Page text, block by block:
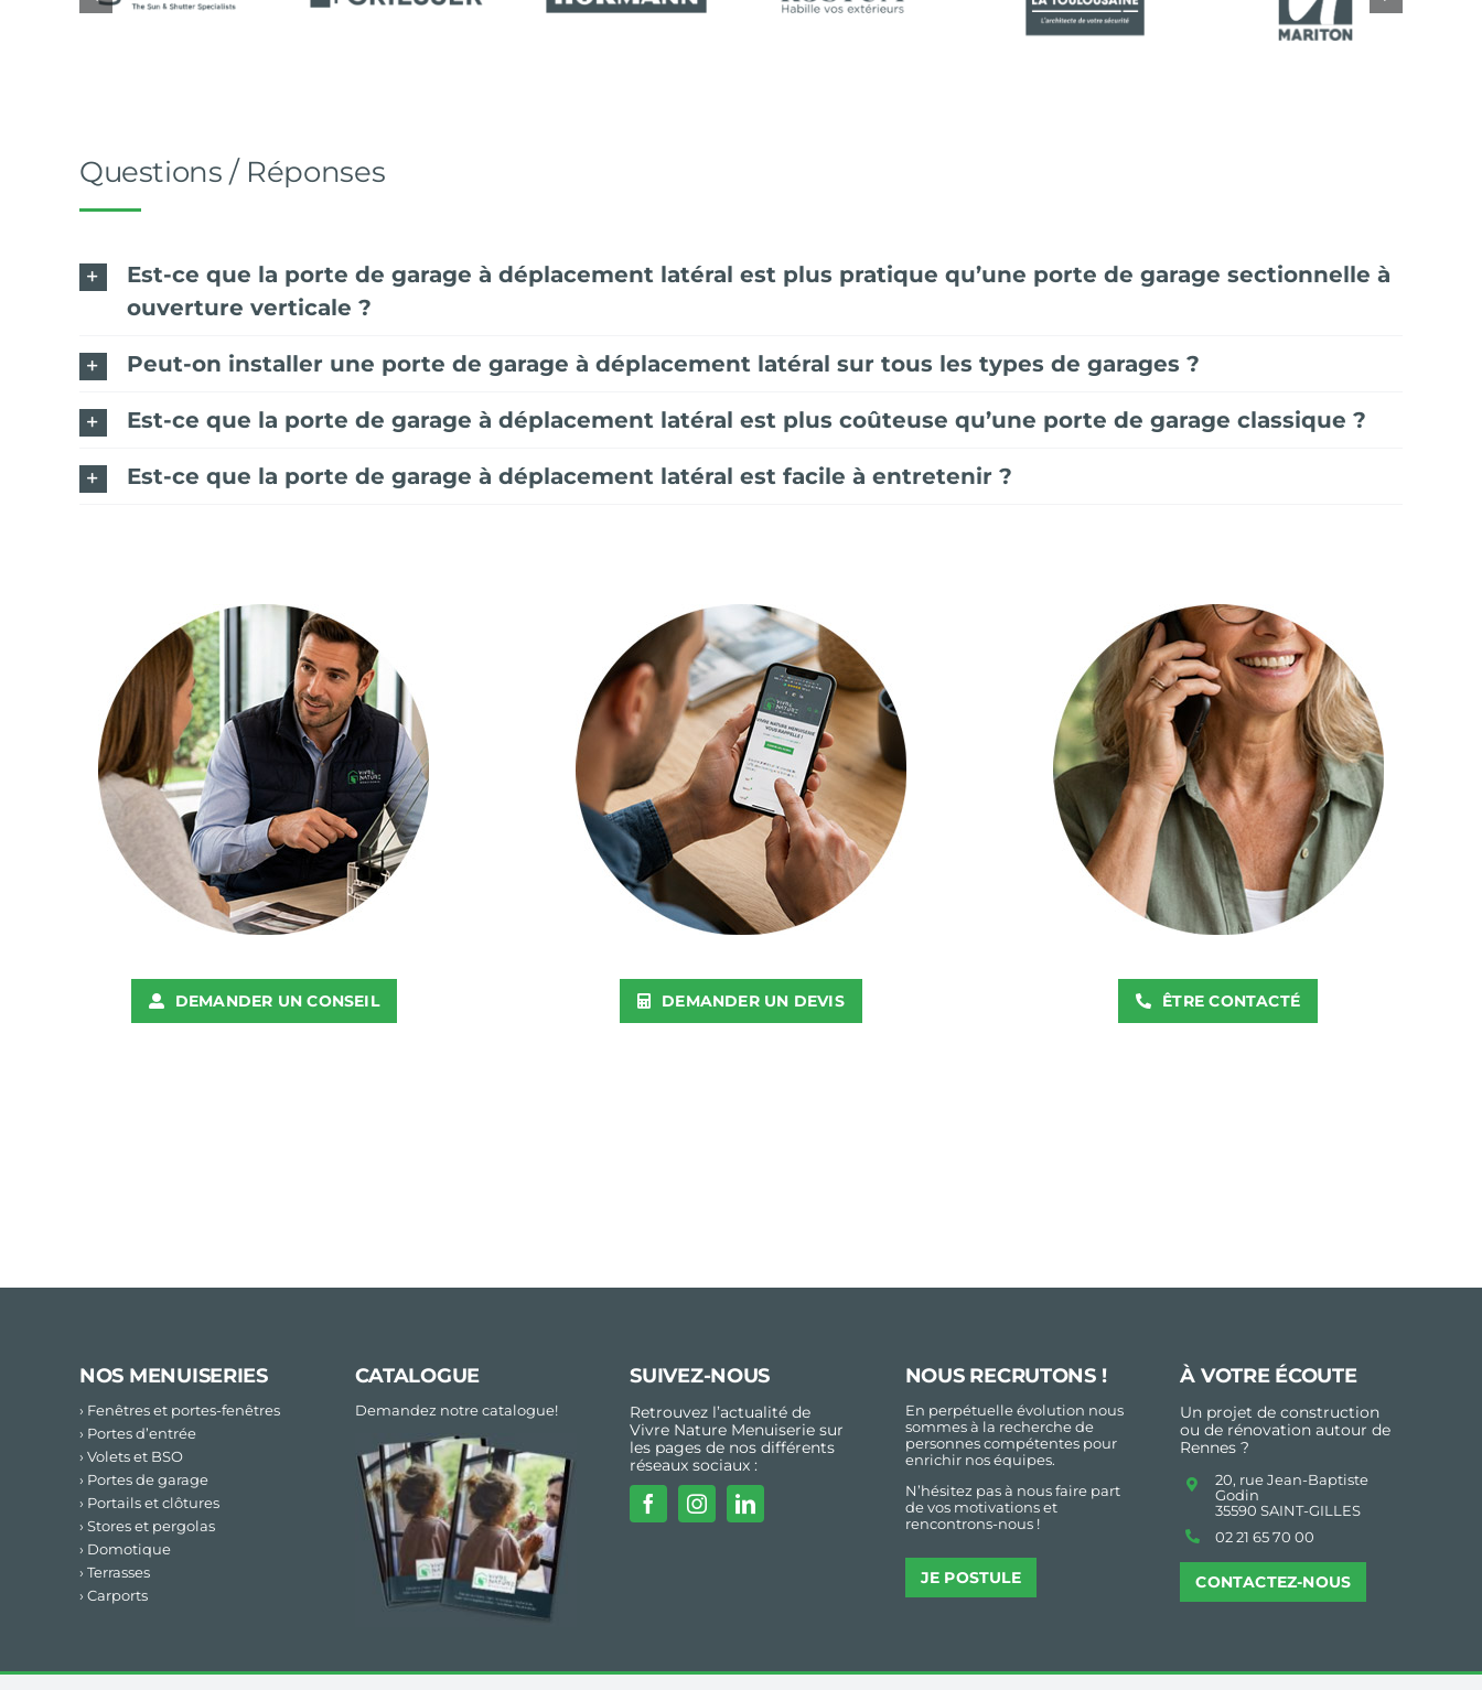
Questions / Réponses
Est-ce que la porte de garage à déplacement latéral est plus pratique qu’une porte de garage sectionnelle à
ouverture verticale ?
Peut-on installer une porte de garage à déplacement latéral sur tous les types de garages ?
Est-ce que la porte de garage à déplacement latéral est plus coûteuse qu’une porte de garage classique ?
Est-ce que la porte de garage à déplacement latéral est facile à entretenir ?
DEMANDER UN CONSEIL DEMANDER UN DEVIS ÊTRE CONTACTÉ
NOS MENUISERIES
› Fenêtres et portes-fenêtres
› Portes d’entrée
› Volets et BSO
› Portes de garage
› Portails et clôtures
› Stores et pergolas
› Domotique
› Terrasses
› Carports
CATALOGUE
Demandez notre catalogue!
SUIVEZ-NOUS
Retrouvez l’actualité de
Vivre Nature Menuiserie sur
les pages de nos différents
réseaux sociaux :
NOUS RECRUTONS !
En perpétuelle évolution nous
sommes à la recherche de
personnes compétentes pour
enrichir nos équipes.
N’hésitez pas à nous faire part
de vos motivations et
rencontrons-nous !
JE POSTULE
À VOTRE ÉCOUTE
Un projet de construction
ou de rénovation autour de
Rennes ?
20, rue Jean-Baptiste
Godin
35590 SAINT-GILLES
02 21 65 70 00
CONTACTEZ-NOUS